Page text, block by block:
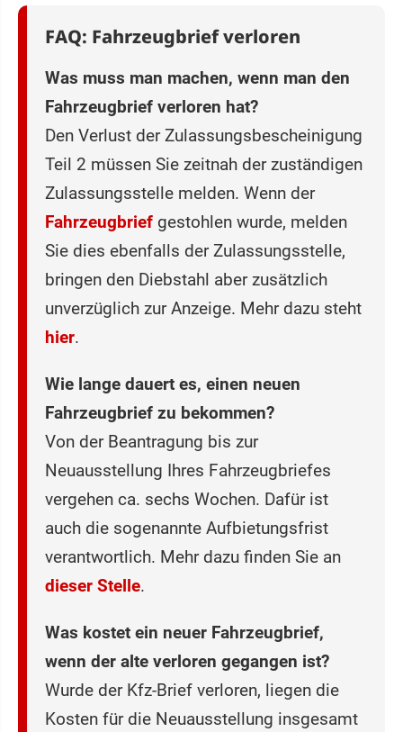
FAQ: Fahrzeugbrief verloren
Was muss man machen, wenn man den
Fahrzeugbrief verloren hat?
Den Verlust der Zulassungsbescheinigung
Teil 2 müssen Sie zeitnah der zuständigen
Zulassungsstelle melden. Wenn der
Fahrzeugbrief gestohlen wurde, melden
Sie dies ebenfalls der Zulassungsstelle,
bringen den Diebstahl aber zusätzlich
unverzüglich zur Anzeige. Mehr dazu steht
hier.
Wie lange dauert es, einen neuen
Fahrzeugbrief zu bekommen?
Von der Beantragung bis zur
Neuausstellung Ihres Fahrzeugbriefes
vergehen ca. sechs Wochen. Dafür ist
auch die sogenannte Aufbietungsfrist
verantwortlich. Mehr dazu finden Sie an
dieser Stelle.
Was kostet ein neuer Fahrzeugbrief,
wenn der alte verloren gegangen ist?
Wurde der Kfz-Brief verloren, liegen die
Kosten für die Neuausstellung insgesamt